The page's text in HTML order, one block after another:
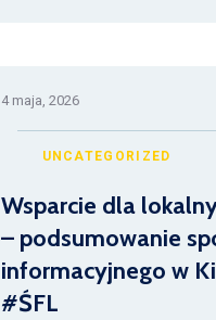
4 maja, 2026
UNCATEGORIZED
Wsparcie dla
– podsumowanie
informacyjnego w
#ŚFL